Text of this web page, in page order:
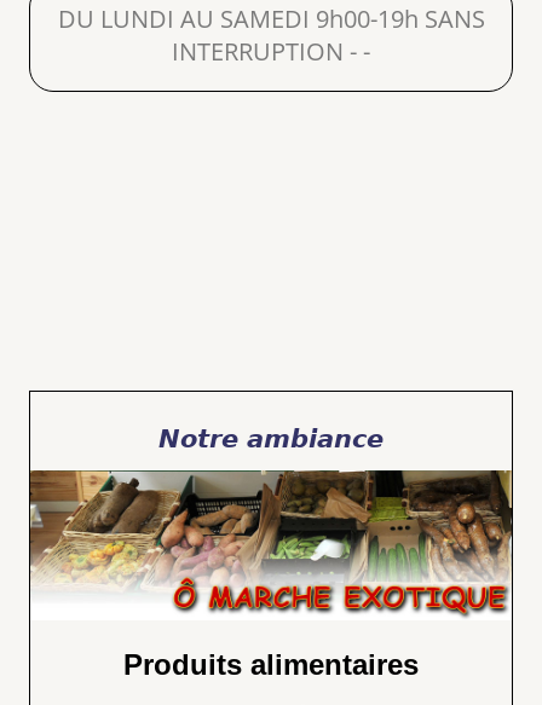
DU LUNDI AU SAMEDI 9h00-19h SANS
INTERRUPTION - -
Notre ambiance
Produits alimentaires